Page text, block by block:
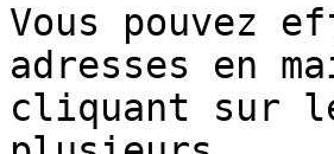
Vous pouvez
adresses en
cliquant sur